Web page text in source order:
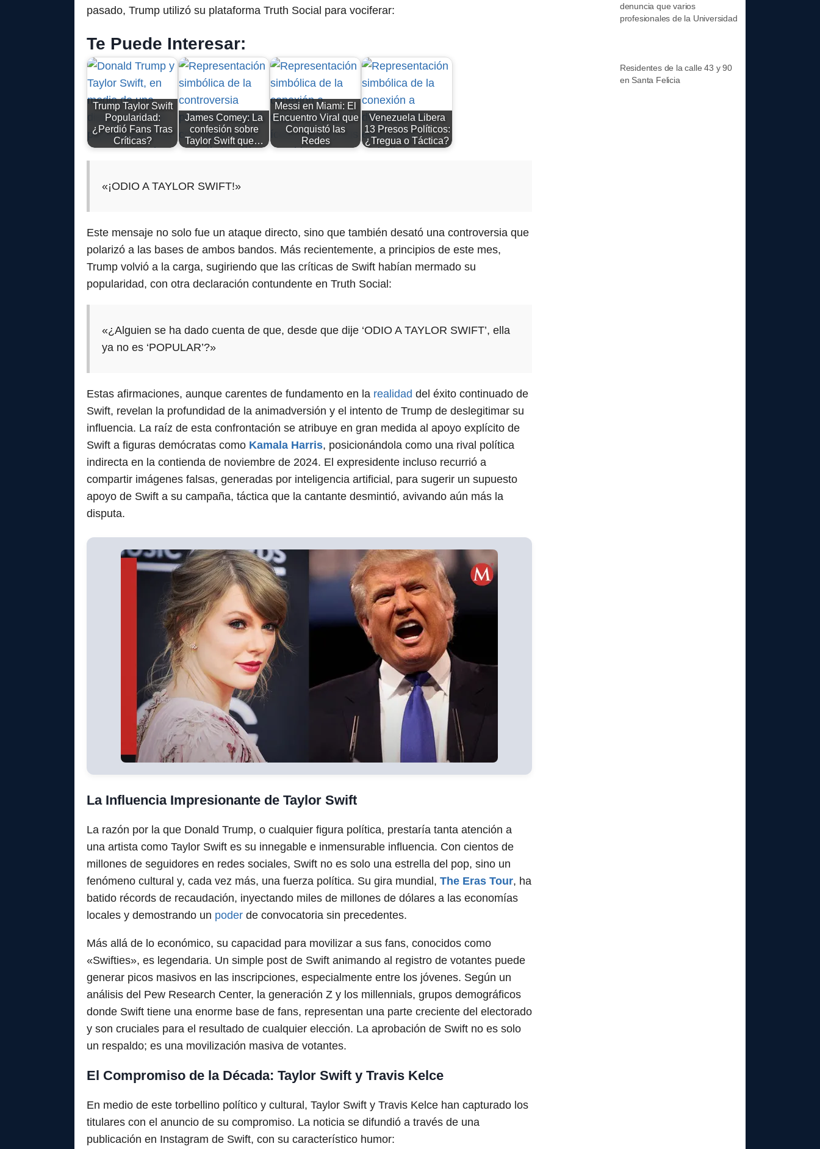
pasado, Trump utilizó su plataforma Truth Social para vociferar:
Te Puede Interesar:
Trump Taylor Swift
Popularidad:
¿Perdió Fans Tras
Críticas?
James Comey: La
confesión sobre
Taylor Swift que…
Messi en Miami: El
Encuentro Viral que
Conquistó las
Redes
Venezuela Libera
13 Presos Políticos:
¿Tregua o Táctica?
«¡ODIO A TAYLOR SWIFT!»
Este mensaje no solo fue un ataque directo, sino que también desató una controversia que
polarizó a las bases de ambos bandos. Más recientemente, a principios de este mes,
Trump volvió a la carga, sugiriendo que las críticas de Swift habían mermado su
popularidad, con otra declaración contundente en Truth Social:
«¿Alguien se ha dado cuenta de que, desde que dije ‘ODIO A TAYLOR SWIFT’, ella
ya no es ‘POPULAR’?»
Estas afirmaciones, aunque carentes de fundamento en la realidad del éxito continuado de
Swift, revelan la profundidad de la animadversión y el intento de Trump de deslegitimar su
influencia. La raíz de esta confrontación se atribuye en gran medida al apoyo explícito de
Swift a figuras demócratas como Kamala Harris, posicionándola como una rival política
indirecta en la contienda de noviembre de 2024. El expresidente incluso recurrió a
compartir imágenes falsas, generadas por inteligencia artificial, para sugerir un supuesto
apoyo de Swift a su campaña, táctica que la cantante desmintió, avivando aún más la
disputa.
La Influencia Impresionante de Taylor Swift
La razón por la que Donald Trump, o cualquier figura política, prestaría tanta atención a
una artista como Taylor Swift es su innegable e inmensurable influencia. Con cientos de
millones de seguidores en redes sociales, Swift no es solo una estrella del pop, sino un
fenómeno cultural y, cada vez más, una fuerza política. Su gira mundial, The Eras Tour, ha
batido récords de recaudación, inyectando miles de millones de dólares a las economías
locales y demostrando un poder de convocatoria sin precedentes.
Más allá de lo económico, su capacidad para movilizar a sus fans, conocidos como
«Swifties», es legendaria. Un simple post de Swift animando al registro de votantes puede
generar picos masivos en las inscripciones, especialmente entre los jóvenes. Según un
análisis del Pew Research Center, la generación Z y los millennials, grupos demográficos
donde Swift tiene una enorme base de fans, representan una parte creciente del electorado
y son cruciales para el resultado de cualquier elección. La aprobación de Swift no es solo
un respaldo; es una movilización masiva de votantes.
El Compromiso de la Década: Taylor Swift y Travis Kelce
En medio de este torbellino político y cultural, Taylor Swift y Travis Kelce han capturado los
titulares con el anuncio de su compromiso. La noticia se difundió a través de una
publicación en Instagram de Swift, con su característico humor:
denuncia que varios
profesionales de la Universidad
Residentes de la calle 43 y 90
en Santa Felicia